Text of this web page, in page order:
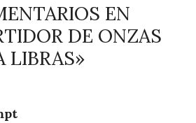
EN
DE ONZAS
LIBRAS»